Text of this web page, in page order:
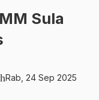
Sula
Rab, 24 Sep 2025